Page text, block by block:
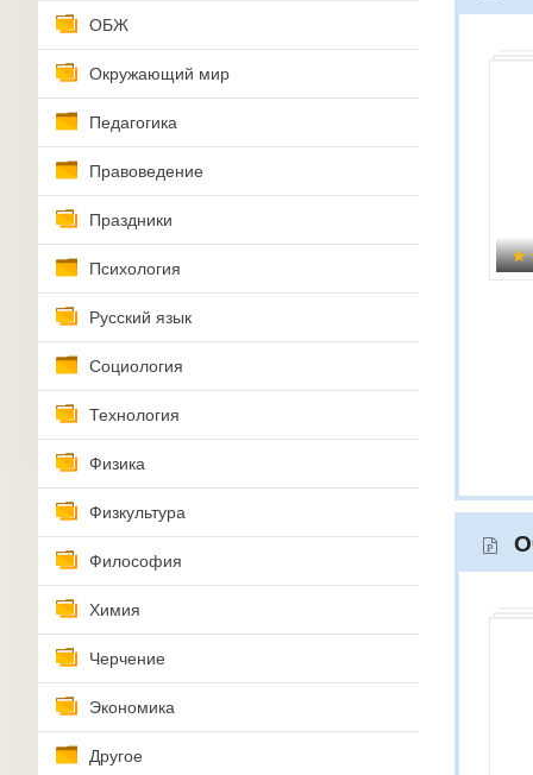
ОБЖ
Окружающий мир
Педагогика
Правоведение
Праздники
Психология
Русский язык
Социология
Технология
Физика
Физкультура
Философия
Химия
Черчение
Экономика
Другое